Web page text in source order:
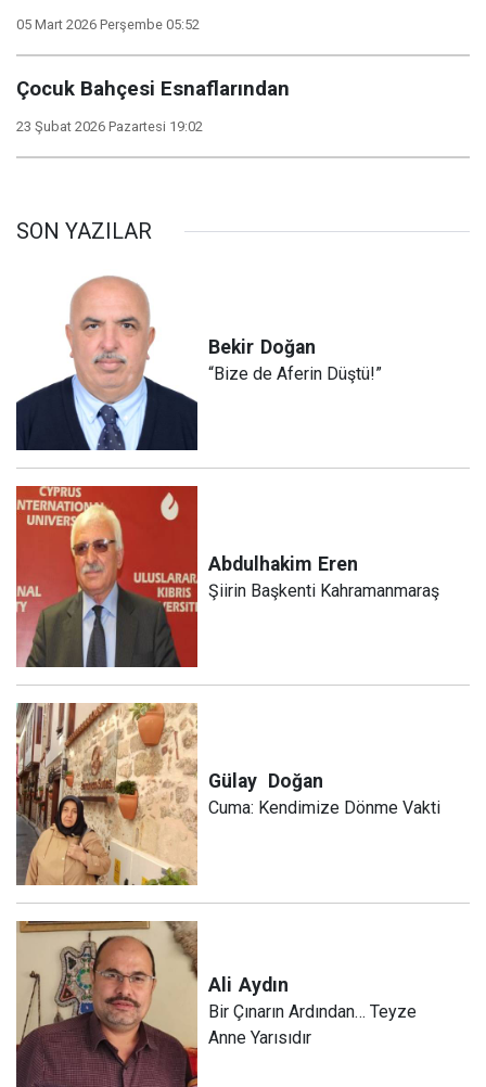
05 Mart 2026 Perşembe 05:52
Çocuk Bahçesi Esnaflarından
23 Şubat 2026 Pazartesi 19:02
SON YAZILAR
Bekir Doğan
“Bize de Aferin Düştü!”
Abdulhakim Eren
Şiirin Başkenti Kahramanmaraş
Gülay Doğan
Cuma: Kendimize Dönme Vakti
Ali Aydın
Bir Çınarın Ardından… Teyze
Anne Yarısıdır